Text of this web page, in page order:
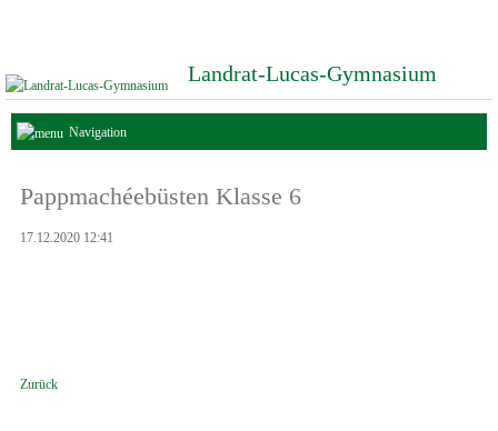
Landrat-Lucas-Gymnasium
Navigation
Pappmachéebüsten Klasse 6
17.12.2020 12:41
Zurück